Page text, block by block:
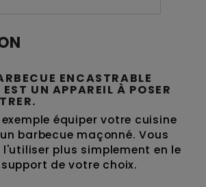
ENCASTRABLE
EST UN APPAREILÀ POSER
.
équiper votre cuisine
barbecue maçonné. Vous
l'utiliser plus simplement en le
de votre choix.